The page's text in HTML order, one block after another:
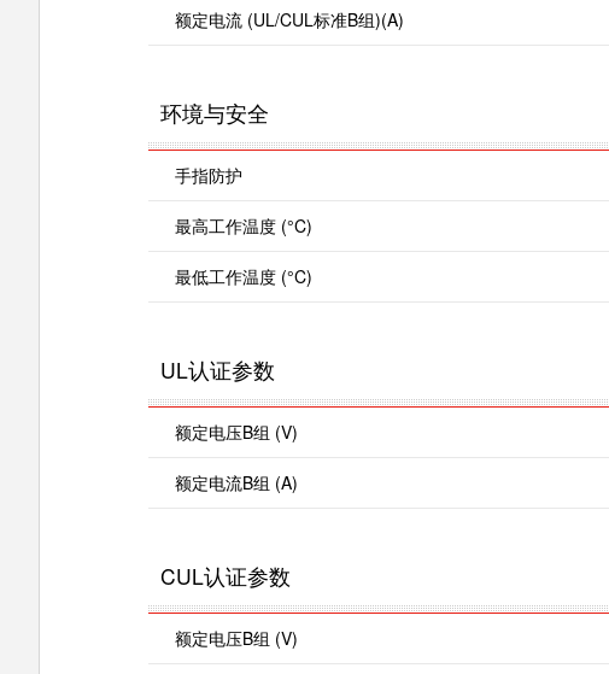
额定电流 (UL/CUL标准B组)(A)
环境与安全
手指防护
最高工作温度 (°C)
最低工作温度 (°C)
UL认证参数
额定电压B组 (V)
额定电流B组 (A)
CUL认证参数
额定电压B组 (V)